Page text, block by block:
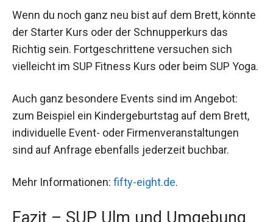
Wenn du noch ganz neu bist auf dem Brett, könnte
der Starter Kurs oder der Schnupperkurs das
Richtig sein. Fortgeschrittene versuchen sich
vielleicht im SUP Fitness Kurs oder beim SUP Yoga.
Auch ganz besondere Events sind im Angebot:
zum Beispiel ein Kindergeburtstag auf dem Brett,
individuelle Event- oder Firmenveranstaltungen
sind auf Anfrage ebenfalls jederzeit buchbar.
Mehr Informationen: fifty-eight.de.
Fazit – SUP Ulm und Umgebung